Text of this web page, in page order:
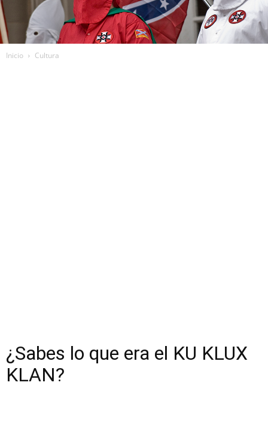
Inicio Cultura
¿Sabes lo que era el KU KLUX
KLAN?